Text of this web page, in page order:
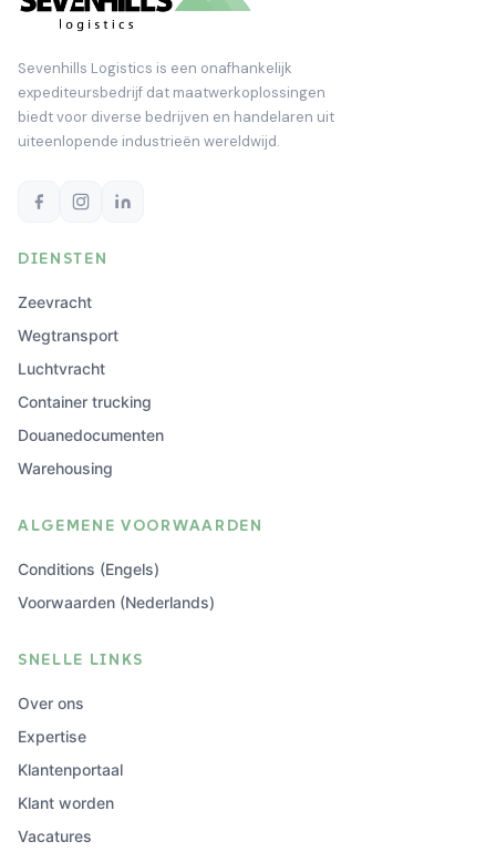
Sevenhills Logistics is een onafhankelijk
expediteursbedrijf dat maatwerkoplossingen
biedt voor diverse bedrijven en handelaren uit
uiteenlopende industrieën wereldwijd.
DIENSTEN
Zeevracht
Wegtransport
Luchtvracht
Container trucking
Douanedocumenten
Warehousing
ALGEMENE VOORWAARDEN
Conditions (Engels)
Voorwaarden (Nederlands)
SNELLE LINKS
Over ons
Expertise
Klantenportaal
Klant worden
Vacatures